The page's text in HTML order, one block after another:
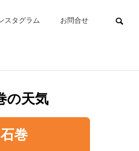
スタグラム お問合せ
の天気
石巻